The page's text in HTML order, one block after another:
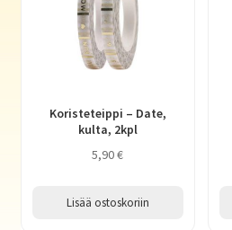
Koristeteippi – Date,
kulta, 2kpl
5,90€
Lisää ostoskoriin